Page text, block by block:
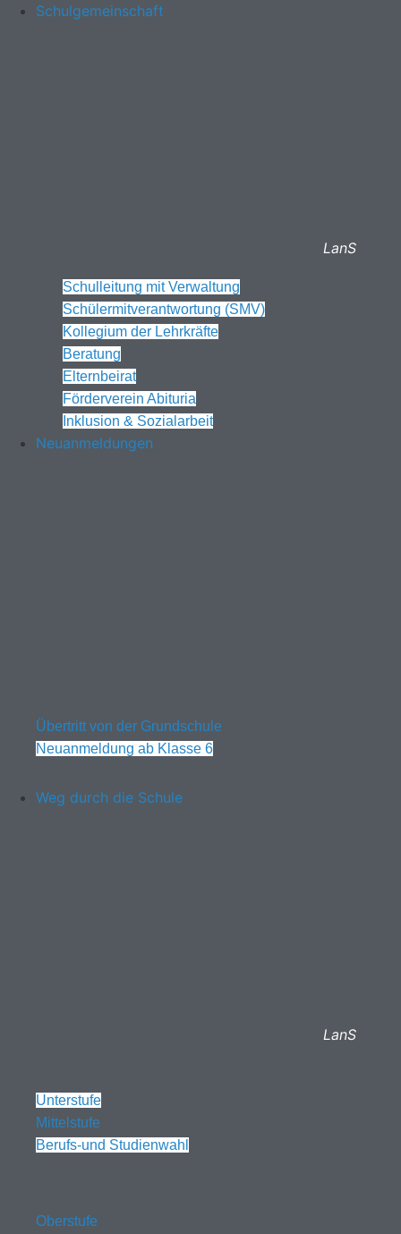
Schulgemeinschaft
LanS
Schulleitung mit Verwaltung
Schülermitverantwortung (SMV)
Kollegium der Lehrkräfte
Beratung
Elternbeirat
Förderverein Abituria
Inklusion & Sozialarbeit
Neuanmeldungen
Übertritt von der Grundschule
Neuanmeldung ab Klasse 6
Weg durch die Schule
LanS
Unterstufe
Mittelstufe
Berufs-und Studienwahl
Oberstufe